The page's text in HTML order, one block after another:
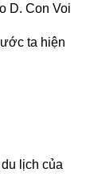
D. Con Voi
ta hiện
lịch của